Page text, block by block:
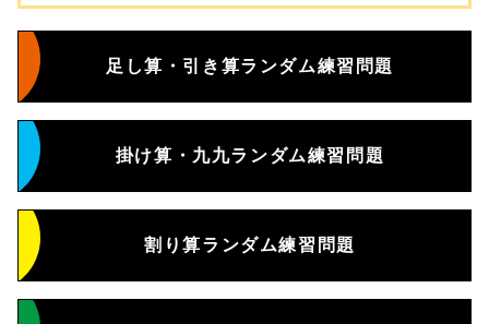
足し算・引き算ランダム練習問題
掛け算・九九ランダム練習問題
割り算ランダム練習問題